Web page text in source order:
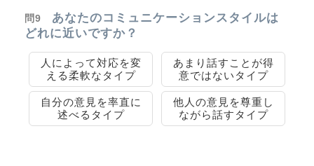
問9
あなたのコミュニケーションスタイルは
どれに近いですか？
人によって対応を変
える柔軟なタイプ
あまり話すことが得
意ではないタイプ
自分の意見を率直に
述べるタイプ
他人の意見を尊重し
ながら話すタイプ